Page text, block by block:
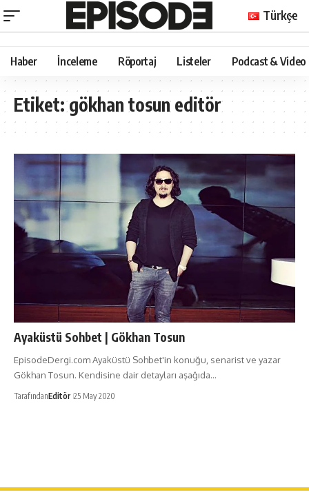
Türkçe
Haber İnceleme Röportaj Listeler Podcast & Video
Etiket:gökhan tosun editör
Ayaküstü Sohbet | Gökhan Tosun
EpisodeDergi.com Ayaküstü Sohbet'in konuğu, senarist ve yazar
Gökhan Tosun. Kendisine dair detayları aşağıda…
TarafındanEditör 25 May 2020